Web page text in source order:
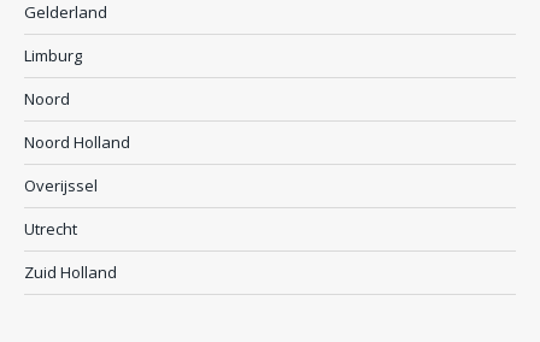
Gelderland
Limburg
Noord
Noord Holland
Overijssel
Utrecht
Zuid Holland